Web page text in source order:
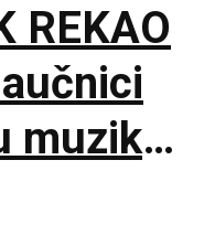
REKAO
muziku